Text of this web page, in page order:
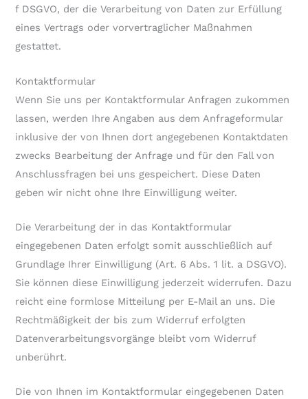
f DSGVO, der die Verarbeitung von Daten zur Erfüllung
eines Vertrags oder vorvertraglicher Maßnahmen
gestattet.
Kontaktformular
Wenn Sie uns per Kontaktformular Anfragen zukommen
lassen, werden Ihre Angaben aus dem Anfrageformular
inklusive der von Ihnen dort angegebenen Kontaktdaten
zwecks Bearbeitung der Anfrage und für den Fall von
Anschlussfragen bei uns gespeichert. Diese Daten
geben wir nicht ohne Ihre Einwilligung weiter.
Die Verarbeitung der in das Kontaktformular
eingegebenen Daten erfolgt somit ausschließlich auf
Grundlage Ihrer Einwilligung (Art. 6 Abs. 1 lit. a DSGVO).
Sie können diese Einwilligung jederzeit widerrufen. Dazu
reicht eine formlose Mitteilung per E-Mail an uns. Die
Rechtmäßigkeit der bis zum Widerruf erfolgten
Datenverarbeitungsvorgänge bleibt vom Widerruf
unberührt.
Die von Ihnen im Kontaktformular eingegebenen Daten